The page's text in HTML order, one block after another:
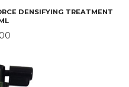
DENSIFYING TREATMENT